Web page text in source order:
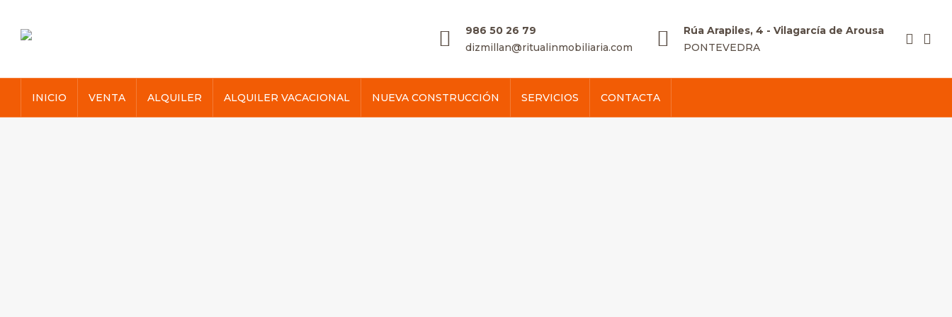
986 50 26 79
dizmillan@ritualinmobiliaria.com
Rúa Arapiles, 4 - Vilagarcía de Arousa
PONTEVEDRA
INICIO VENTA ALQUILER ALQUILER VACACIONAL NUEVA CONSTRUCCIÓN SERVICIOS CONTACTA